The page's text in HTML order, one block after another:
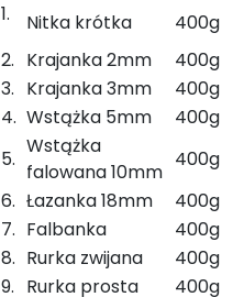
1. Nitka krótka 400g
2. Krajanka 2mm 400g
3. Krajanka 3mm 400g
4. Wstążka 5mm 400g
5.
Wstążka
falowana 10mm
400g
6. Łazanka 18mm 400g
7. Falbanka 400g
8. Rurka zwijana 400g
9. Rurka prosta 400g